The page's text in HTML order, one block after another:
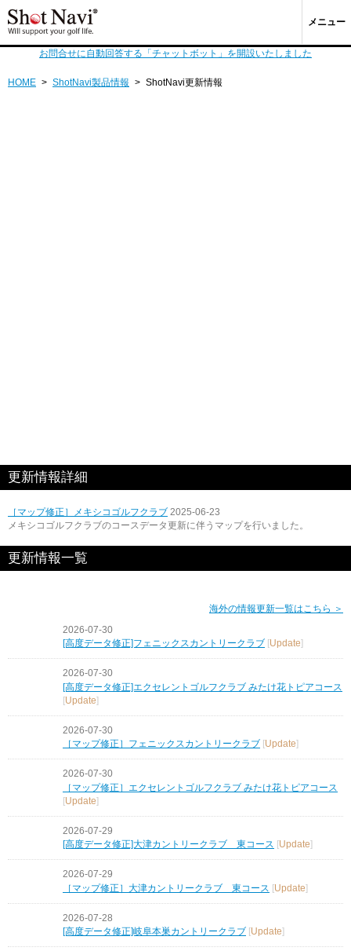
メニュー
お問合せに自動回答する「チャットボット」を開設いたしました
HOME > ShotNavi製品情報 > ShotNavi更新情報
更新情報詳細
［マップ修正］メキシコゴルフクラブ 2025-06-23
メキシコゴルフクラブのコースデータ更新に伴うマップを行いました。
更新情報一覧
海外の情報更新一覧はこちら ＞
2026-07-30
[高度データ修正]フェニックスカントリークラブ
Update
2026-07-30
[高度データ修正]エクセレントゴルフクラブ みたけ花トピアコース
[Update]
2026-07-30
［マップ修正］フェニックスカントリークラブ [Update]
2026-07-30
［マップ修正］エクセレントゴルフクラブ みたけ花トピアコース
[Update]
2026-07-29
[高度データ修正]大津カントリークラブ 東コース [Update]
2026-07-29
［マップ修正］大津カントリークラブ 東コース [Update]
2026-07-28
[高度データ修正]岐阜本巣カントリークラブ [Update]